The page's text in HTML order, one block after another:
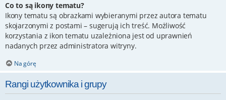
Co to są ikony tematu?
Ikony tematu są obrazkami wybieranymi przez autora tematu
skojarzonymi z postami – sugerują ich treść. Możliwość
korzystania z ikon tematu uzależniona jest od uprawnień
nadanych przez administratora witryny.
Na górę
Rangi użytkownika i grupy